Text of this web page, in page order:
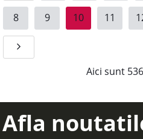
8 9 10 11
Aici sunt 536
Afla